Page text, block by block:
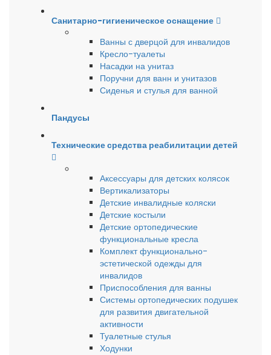
Санитарно-гигиеническое оснащение
Ванны с дверцой для инвалидов
Кресло-туалеты
Насадки на унитаз
Поручни для ванн и унитазов
Сиденья и стулья для ванной
Пандусы
Технические средства реабилитации детей
Аксессуары для детских колясок
Вертикализаторы
Детские инвалидные коляски
Детские костыли
Детские ортопедические
функциональные кресла
Комплект функционально-
эстетической одежды для
инвалидов
Приспособления для ванны
Системы ортопедических подушек
для развития двигательной
активности
Туалетные стулья
Ходунки